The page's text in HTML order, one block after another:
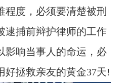
程度，必须要清楚被刑
逮捕前辩护律师的工作
影响当事人的命运，必
好拯救亲友的黄金37天!